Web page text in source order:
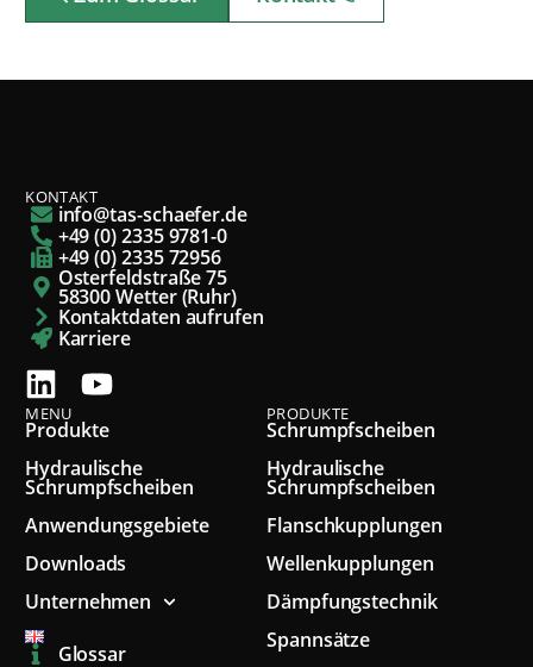
KONTAKT
info@tas-schaefer.de
+49 (0) 2335 9781-0
+49 (0) 2335 72956
Osterfeldstraße 75
58300 Wetter (Ruhr)
Kontaktdaten aufrufen
Karriere
MENU
Produkte
Hydraulische
Schrumpfscheiben
Anwendungsgebiete
Downloads
Unternehmen
Glossar
PRODUKTE
Schrumpfscheiben
Hydraulische
Schrumpfscheiben
Flanschkupplungen
Wellenkupplungen
Dämpfungstechnik
Spannsätze